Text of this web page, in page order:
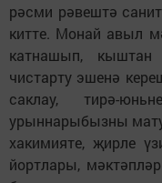
рәсми рәвештә
китте. Монай авыл
катнашып,
чистарту эшенә
саклау, тирә-
урыннарыбызны
хакимияте, җирле
йортлары,